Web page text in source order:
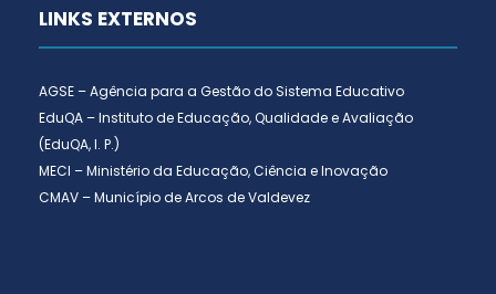
LINKS EXTERNOS
AGSE – Agência para a Gestão do Sistema Educativo
EduQA – Instituto de Educação, Qualidade e Avaliação
(EduQA, I. P.)
MECI – Ministério da Educação, Ciência e Inovação
CMAV – Município de Arcos de Valdevez